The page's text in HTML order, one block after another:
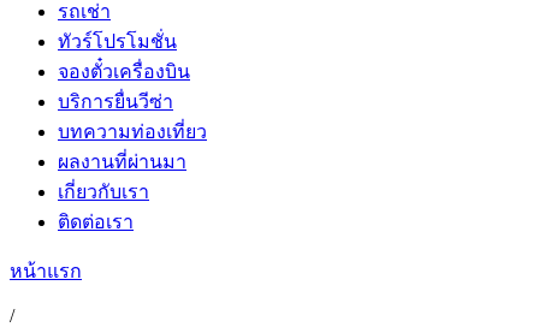
รถเช่า
ทัวร์โปรโมชั่น
จองตั๋วเครื่องบิน
บริการยื่นวีซ่า
บทความท่องเที่ยว
ผลงานที่ผ่านมา
เกี่ยวกับเรา
ติดต่อเรา
หน้าแรก
/